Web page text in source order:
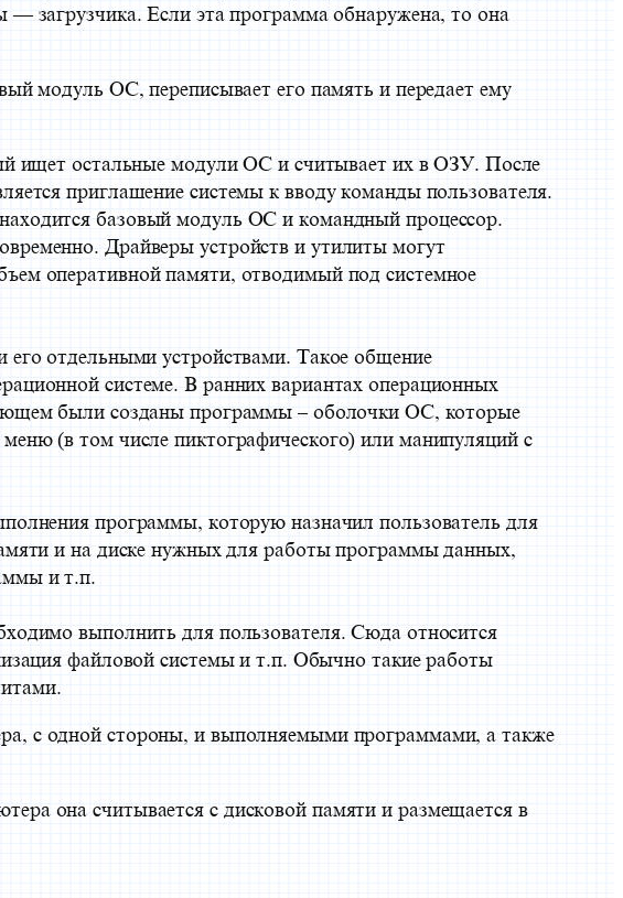
— загрузчика. Если эта программа обнаружена, то она
модуль ОС, переписывает его память и передает ему
ищет остальные модули ОС и считывает их в ОЗУ. После
приглашение системы к вводу команды пользователя.
базовый модуль ОС и командный процессор.
Драйверы устройств и утилиты могут
оперативной памяти, отводимый под системное
отдельными устройствами. Такое общение
системе. В ранних вариантах операционных
были созданы программы – оболочки ОС, которые
(в том числе пиктографического) или манипуляций с
программы, которую назначил пользователь для
и на диске нужных для работы программы данных,
и т.п.
выполнить для пользователя. Сюда относится
файловой системы и т.п. Обычно такие работы
с одной стороны, и выполняемыми программами, а также
она считывается с дисковой памяти и размещается в